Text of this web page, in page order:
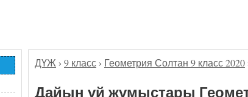
ДҮЖ › 9 класс › Геометрия Солтан 9 класс 2020
Дайын үй жұмыстары